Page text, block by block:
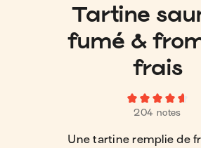
Tartine
fumé &
frais
204 notes
Une tartine remplie de